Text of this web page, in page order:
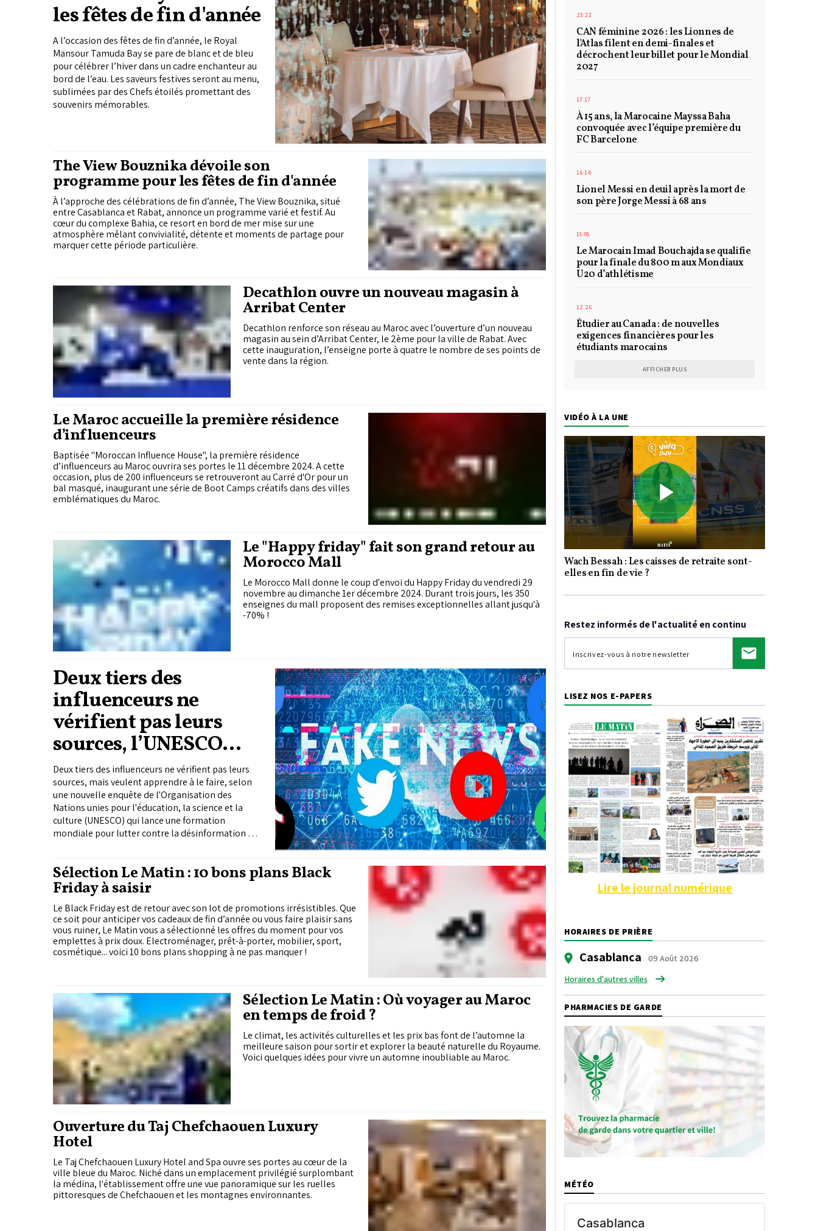
les fêtes de fin d'année
A l’occasion des fêtes de fin d’année, le Royal
Mansour Tamuda Bay se pare de blanc et de bleu
pour célébrer l’hiver dans un cadre enchanteur au
bord de l’eau. Les saveurs festives seront au menu,
sublimées par des Chefs étoilés promettant des
souvenirs mémorables.
The View Bouznika dévoile son
programme pour les fêtes de fin d'année
À l’approche des célébrations de fin d’année, The View Bouznika, situé
entre Casablanca et Rabat, annonce un programme varié et festif. Au
cœur du complexe Bahia, ce resort en bord de mer mise sur une
atmosphère mêlant convivialité, détente et moments de partage pour
marquer cette période particulière.
Decathlon ouvre un nouveau magasin à
Arribat Center
Decathlon renforce son réseau au Maroc avec l’ouverture d’un nouveau
magasin au sein d’Arribat Center, le 2ème pour la ville de Rabat. Avec
cette inauguration, l’enseigne porte à quatre le nombre de ses points de
vente dans la région.
Le Maroc accueille la première résidence
d’influenceurs
Baptisée "Moroccan Influence House", la première résidence
d’influenceurs au Maroc ouvrira ses portes le 11 décembre 2024. A cette
occasion, plus de 200 influenceurs se retrouveront au Carré d'Or pour un
bal masqué, inaugurant une série de Boot Camps créatifs dans des villes
emblématiques du Maroc.
Le "Happy friday" fait son grand retour au
Morocco Mall
Le Morocco Mall donne le coup d'envoi du Happy Friday du vendredi 29
novembre au dimanche 1er décembre 2024. Durant trois jours, les 350
enseignes du mall proposent des remises exceptionnelles allant jusqu'à
-70% !
Deux tiers des
influenceurs ne
vérifient pas leurs
sources, l’UNESCO
lance une formation
mondiale
Deux tiers des influenceurs ne vérifient pas leurs
sources, mais veulent apprendre à le faire, selon
une nouvelle enquête de l'Organisation des
Nations unies pour l'éducation, la science et la
culture (UNESCO) qui lance une formation
mondiale pour lutter contre la désinformation et
Sélection Le Matin : 10 bons plans Black
Friday à saisir
Le Black Friday est de retour avec son lot de promotions irrésistibles. Que
ce soit pour anticiper vos cadeaux de fin d’année ou vous faire plaisir sans
vous ruiner, Le Matin vous a sélectionné les offres du moment pour vos
emplettes à prix doux. Electroménager, prêt-à-porter, mobilier, sport,
cosmétique... voici 10 bons plans shopping à ne pas manquer !
Sélection Le Matin : Où voyager au Maroc
en temps de froid ?
Le climat, les activités culturelles et les prix bas font de l’automne la
meilleure saison pour sortir et explorer la beauté naturelle du Royaume.
Voici quelques idées pour vivre un automne inoubliable au Maroc.
Ouverture du Taj Chefchaouen Luxury
Hotel
Le Taj Chefchaouen Luxury Hotel and Spa ouvre ses portes au cœur de la
ville bleue du Maroc. Niché dans un emplacement privilégié surplombant
la médina, l'établissement offre une vue panoramique sur les ruelles
pittoresques de Chefchaouen et les montagnes environnantes.
23:22
CAN féminine 2026 : les Lionnes de
l'Atlas filent en demi-finales et
décrochent leur billet pour le Mondial
2027
17:17
À 15 ans, la Marocaine Mayssa Baha
convoquée avec l’équipe première du
FC Barcelone
16:14
Lionel Messi en deuil après la mort de
son père Jorge Messi à 68 ans
15:05
Le Marocain Imad Bouchajda se qualifie
pour la finale du 800 m aux Mondiaux
U20 d’athlétisme
12:26
Étudier au Canada : de nouvelles
exigences financières pour les
étudiants marocains
AFFICHER PLUS
VIDÉO À LA UNE
Play
Wach Bessah : Les caisses de retraite sont-
elles en fin de vie ?
Restez informés de l'actualité en continu
LISEZ NOS E-PAPERS
Lire le journal numérique
HORAIRES DE PRIÈRE
Casablanca
09 Août 2026
Horaires d'autres villes
PHARMACIES DE GARDE
MÉTÉO
Casablanca